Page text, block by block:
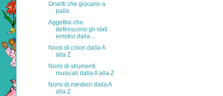
Orsetti che giocano a
palla
Aggettivi che
definiscono gli stati
emotivi dalla ...
Nomi di colori dalla A
alla Z
Nomi di strumenti
musicali dalla A alla Z
Nomi di mestieri dalla A
alla Z